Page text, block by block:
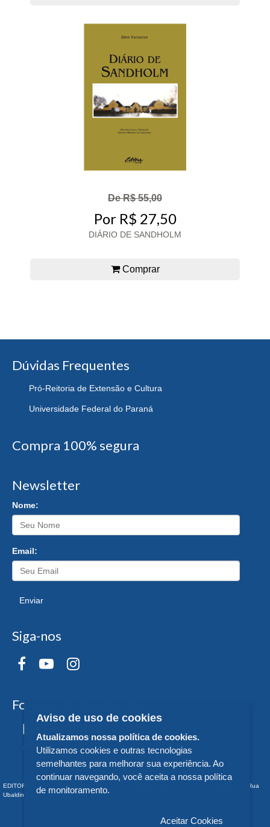
De R$ 55,00
Por R$ 27,50
DIÁRIO DE SANDHOLM
Comprar
Dúvidas Frequentes
Pró-Reitoria de Extensão e Cultura
Universidade Federal do Paraná
Compra 100% segura
Newsletter
Nome:
Email:
Enviar
Siga-nos
Formas de Pagamento
EDITORA DA UNIVERSIDADE FEDERAL DO PARANÁ - CNPJ n° 75.095.679/0011-10 - Rua
Ubaldino do Amaral, 321 - Alto da Glória - - PR
Aviso de uso de cookies
Atualizamos nossa política de cookies.
Utilizamos cookies e outras tecnologias
semelhantes para melhorar sua experiência. Ao
continuar navegando, você aceita a nossa política
de monitoramento.
Aceitar Cookies